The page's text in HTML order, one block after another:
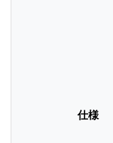
仕様